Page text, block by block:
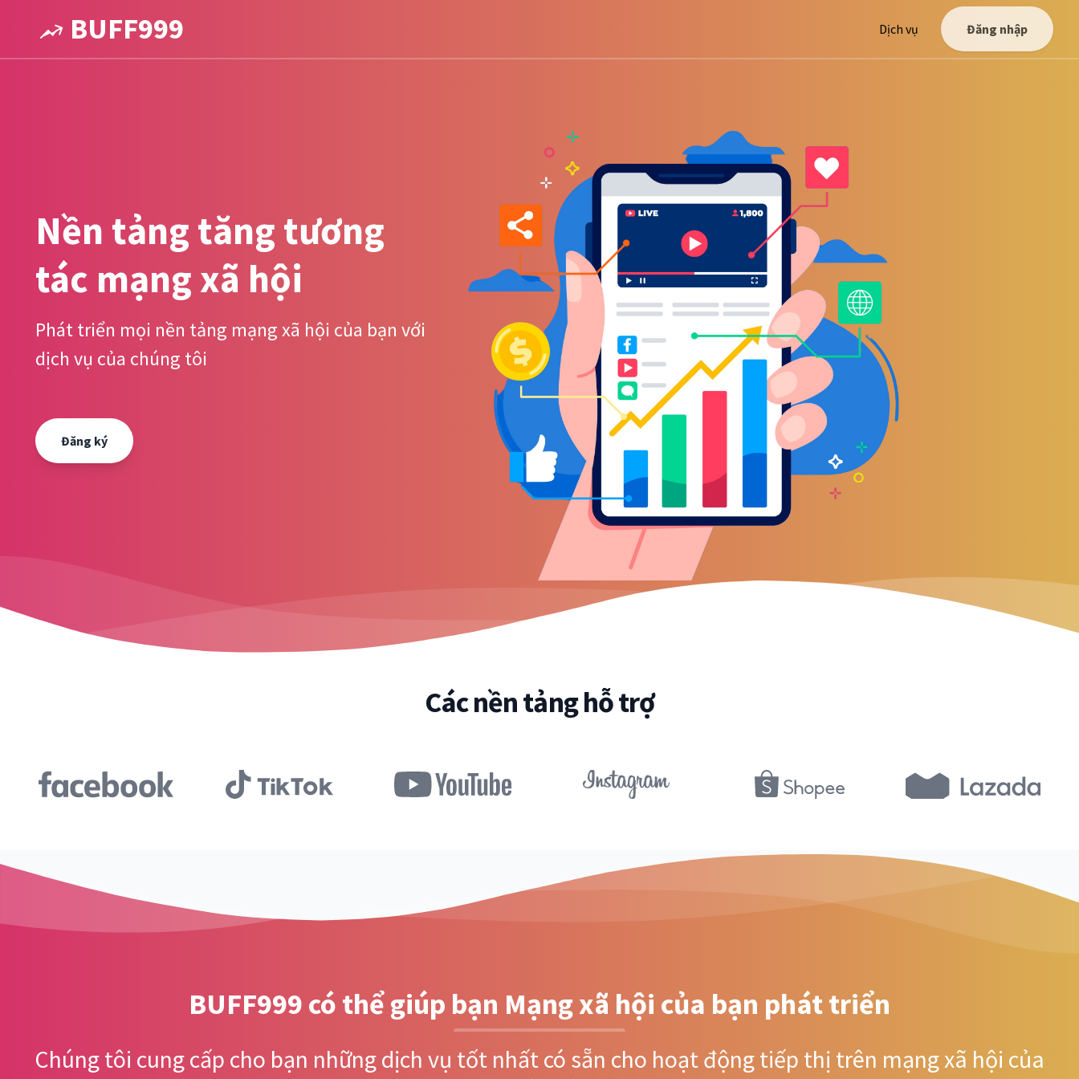
BUFF999 Dịch vụ Đăng nhập
Nền tảng tăng tương
tác mạng xã hội
Phát triển mọi nền tảng mạng xã hội của bạn với
dịch vụ của chúng tôi
Đăng ký
Các nền tảng hỗ trợ
BUFF999 có thể giúp bạn Mạng xã hội của bạn phát triển
Chúng tôi cung cấp cho bạn những dịch vụ tốt nhất có sẵn cho hoạt động tiếp thị trên mạng xã hội của